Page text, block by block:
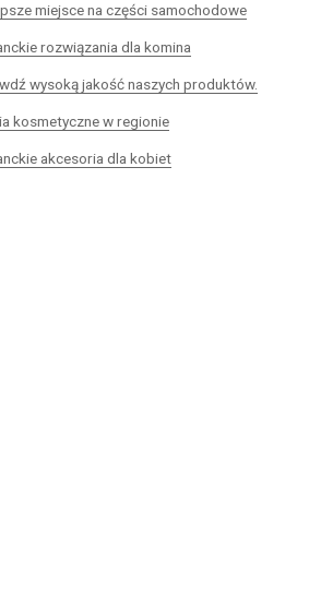
miejsce na części samochodowe
rozwiązania dla komina
wysoką jakość naszych produktów.
kosmetyczne w regionie
akcesoria dla kobiet